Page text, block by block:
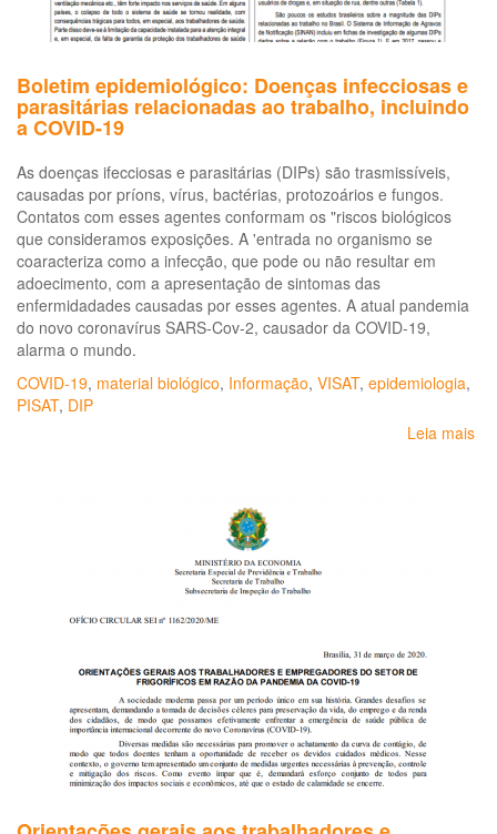
Boletim epidemiológico: Doenças infecciosas e
parasitárias relacionadas ao trabalho, incluindo
a COVID-19
As doenças ifecciosas e parasitárias (DIPs) são trasmissíveis,
causadas por príons, vírus, bactérias, protozoários e fungos.
Contatos com esses agentes conformam os "riscos biológicos
que consideramos exposições. A 'entrada no organismo se
coaracteriza como a infecção, que pode ou não resultar em
adoecimento, com a apresentação de sintomas das
enfermidadades causadas por esses agentes. A atual pandemia
do novo coronavírus SARS-Cov-2, causador da COVID-19,
alarma o mundo.
COVID-19, material biológico, Informação, VISAT, epidemiologia,
PISAT, DIP
Leia mais